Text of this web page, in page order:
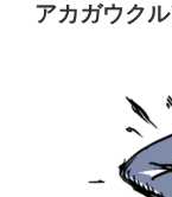
アカガウク